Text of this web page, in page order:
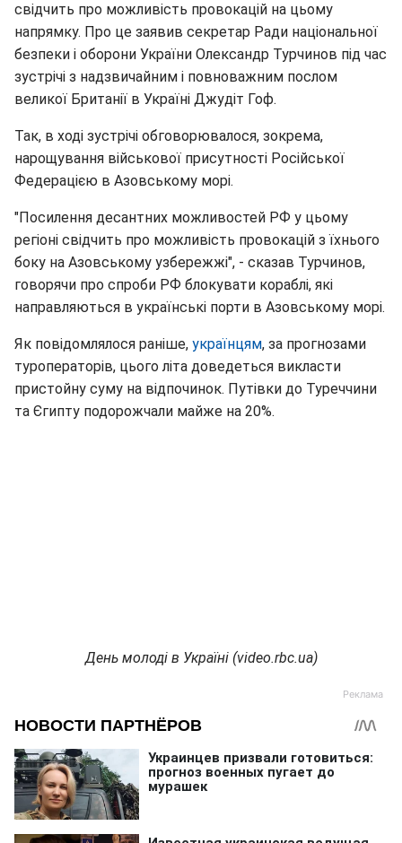
свідчить про можливість провокацій на цьому
напрямку. Про це заявив секретар Ради національної
безпеки і оборони України Олександр Турчинов під час
зустрічі з надзвичайним і повноважним послом
великої Британії в Україні Джудіт Гоф.
Так, в ході зустрічі обговорювалося, зокрема,
нарощування військової присутності Російської
Федерацією в Азовському морі.
"Посилення десантних можливостей РФ у цьому
регіоні свідчить про можливість провокацій з їхнього
боку на Азовському узбережжі", - сказав Турчинов,
говорячи про спроби РФ блокувати кораблі, які
направляються в українські порти в Азовському морі.
Як повідомлялося раніше, українцям, за прогнозами
туроператорів, цього літа доведеться викласти
пристойну суму на відпочинок. Путівки до Туреччини
та Єгипту подорожчали майже на 20%.
День молоді в Україні (video.rbc.ua)